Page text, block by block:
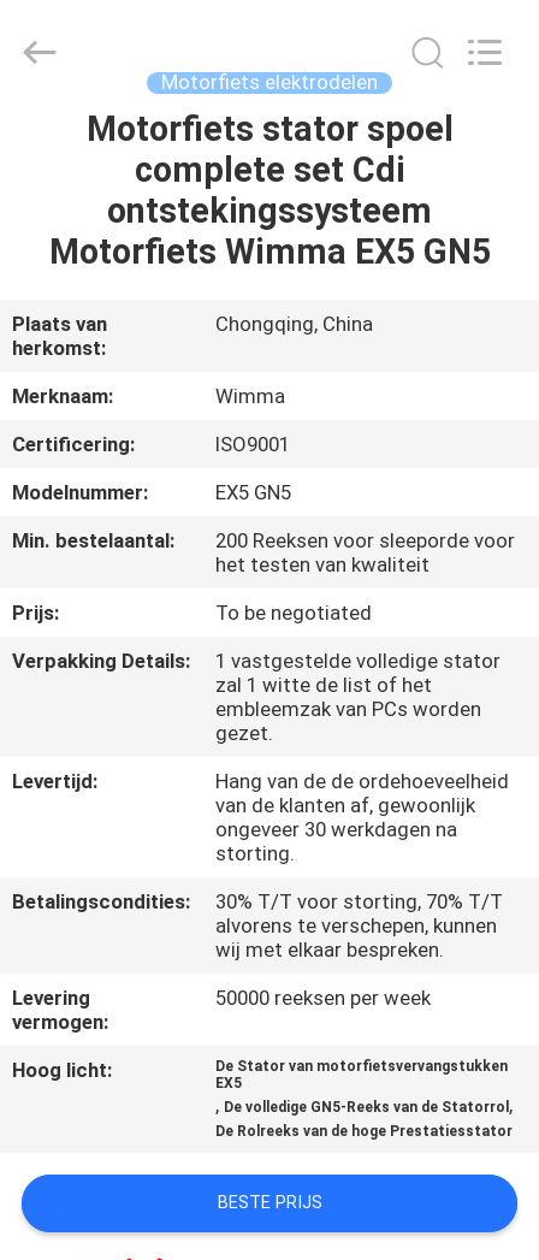
THUIS
PRODUCTEN
OVER
ONS
FABRIEKSTOCHT
KWALITEITSCONTROLE
NIEUWS
OFFERTE
PRIVACYBELEID
Spare
Parts
Motorfiets elektrodelen
Motorfiets stator spoel
complete set Cdi
ontstekingssysteem
Motorfiets Wimma EX5 GN5
Plaats van
herkomst:
Chongqing, China
Merknaam:
Wimma
Certificering:
ISO9001
Modelnummer:
EX5 GN5
Min. bestelaantal:
200 Reeksen voor sleeporde voor
het testen van kwaliteit
Prijs:
To be negotiated
Verpakking Details:
1 vastgestelde volledige stator
zal 1 witte de list of het
embleemzak van PCs worden
gezet.
Levertijd:
Hang van de de ordehoeveelheid
van de klanten af, gewoonlijk
ongeveer 30 werkdagen na
storting.
Betalingscondities:
30% T/T voor storting, 70% T/T
alvorens te verschepen, kunnen
wij met elkaar bespreken.
Levering
vermogen:
50000 reeksen per week
Hoog licht:
De Stator van motorfietsvervangstukken
EX5
, De volledige GN5-Reeks van de Statorrol ,
De Rolreeks van de hoge Prestatiesstator
BESTE PRIJS